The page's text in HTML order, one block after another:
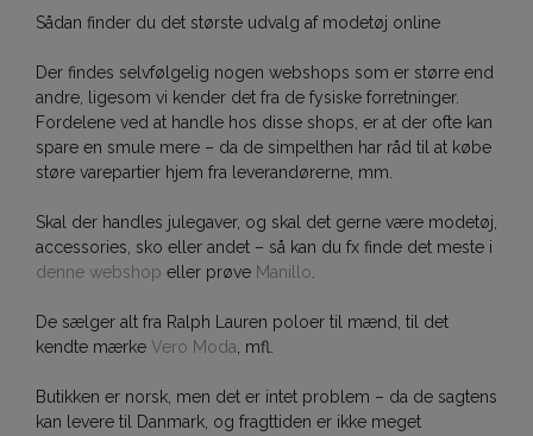
Sådan finder du det største udvalg af modetøj online
Der findes selvfølgelig nogen webshops som er større end
andre, ligesom vi kender det fra de fysiske forretninger.
Fordelene ved at handle hos disse shops, er at der ofte kan
spare en smule mere – da de simpelthen har råd til at købe
støre varepartier hjem fra leverandørerne, mm.
Skal der handles julegaver, og skal det gerne være modetøj,
accessories, sko eller andet – så kan du fx finde det meste i
denne webshop eller prøve Manillo
De sælger alt fra Ralph Lauren poloer til mænd, til det
kendte mærke Vero Moda , mfl.
Butikken er norsk, men det er intet problem – da de sagtens
kan levere til Danmark, og fragttiden er ikke meget